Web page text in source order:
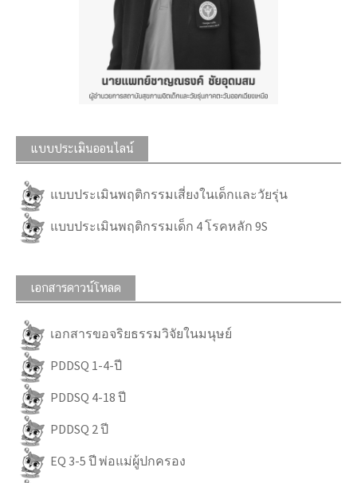
แบบประเมินออนไลน์
แบบประเมินพฤติกรรมเสี่ยงในเด็กและวัยรุ่น
แบบประเมินพฤติกรรมเด็ก 4 โรคหลัก 9S
เอกสารดาวน์โหลด
เอกสารขอจริยธรรมวิจัยในมนุษย์
PDDSQ 1-4-ปี
PDDSQ 4-18 ปี
PDDSQ 2 ปี
EQ 3-5 ปี พ่อแม่ผู้ปกครอง